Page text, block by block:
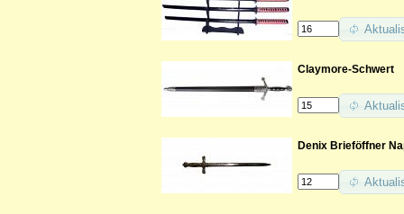
Claymore-Schwert
Denix Brieföffner